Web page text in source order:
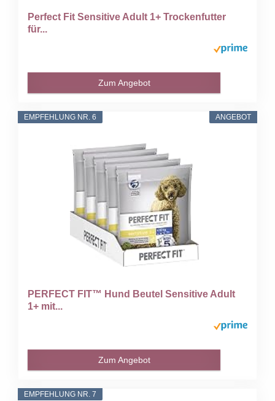
Perfect Fit Sensitive Adult 1+ Trockenfutter
für...
Zum Angebot
ANGEBOT
EMPFEHLUNG NR. 6
PERFECT FIT™ Hund Beutel Sensitive Adult
1+ mit...
Zum Angebot
EMPFEHLUNG NR. 7